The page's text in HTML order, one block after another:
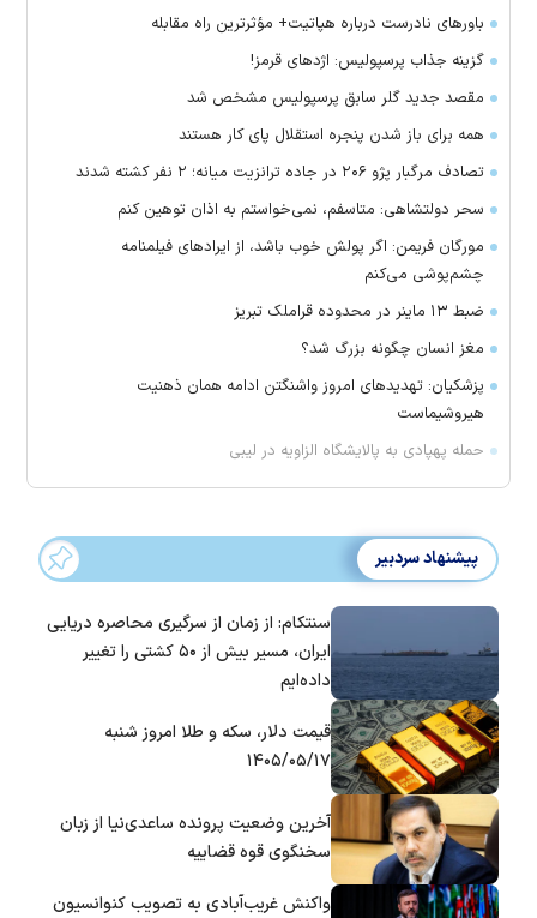
باور‌های نادرست درباره هپاتیت+ مؤثرترین راه مقابله
گزینه جذاب پرسپولیس: اژد‌های قرمز!
مقصد جدید گلر سابق پرسپولیس مشخص شد
همه برای باز شدن پنجره استقلال پای کار هستند
تصادف مرگبار پژو ۲۰۶ در جاده ترانزیت میانه؛ ۲ نفر کشته شدند
سحر دولتشاهی: متاسفم، نمی‌خواستم به اذان توهین کنم
مورگان فریمن: اگر پولش خوب باشد، از ایراد‌های فیلمنامه
چشم‌پوشی می‌کنم
ضبط ۱۳ ماینر در محدوده قراملک تبریز
مغز انسان چگونه بزرگ شد؟
پزشکیان: تهدید‌های امروز واشنگتن ادامه همان ذهنیت
هیروشیماست
حمله پهپادی به پالایشگاه الزاویه در لیبی
پیشنهاد سردبیر
سنتکام: از زمان از سرگیری محاصره دریایی
ایران، مسیر بیش از ۵۰ کشتی را تغییر
داده‌ایم
قیمت دلار، سکه و طلا امروز شنبه
۱۴۰۵/۰۵/۱۷
آخرین وضعیت پرونده ساعدی‌نیا از زبان
سخنگوی قوه قضاییه
واکنش غریب‌آبادی به تصویب کنوانسیون